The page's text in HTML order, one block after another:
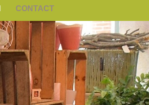
CONTACT